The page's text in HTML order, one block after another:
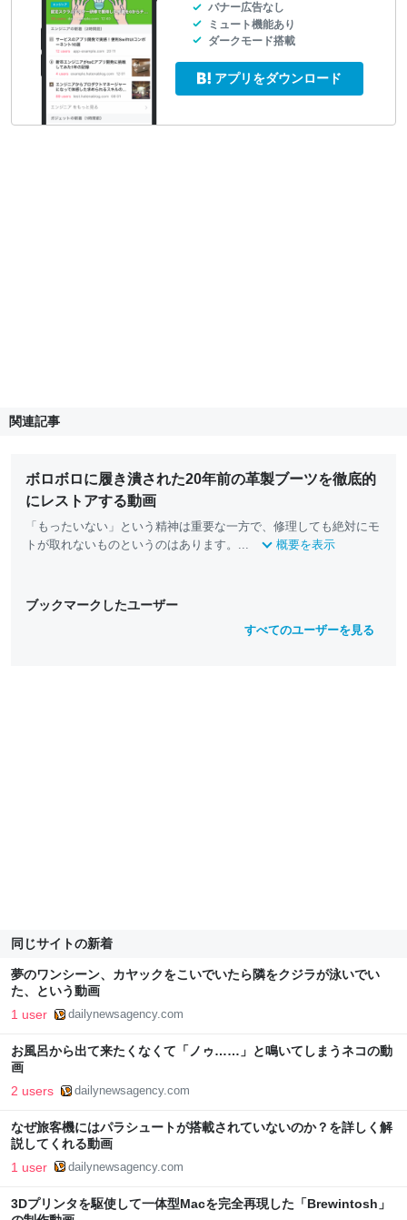
バナー広告なし
ミュート機能あり
ダークモード搭載
アプリをダウンロード
関連記事
ボロボロに履き潰された20年前の革製ブーツを徹底的
にレストアする動画
「もったいない」という精神は重要な一方で、修理しても絶対にモ
トが取れないものというのはあります。...
概要を表示
ブックマークしたユーザー
すべてのユーザーを見る
同じサイトの新着
夢のワンシーン、カヤックをこいでいたら隣をクジラが泳いでい
た、という動画
1 user dailynewsagency.com
お風呂から出て来たくなくて「ノゥ……」と鳴いてしまうネコの動
画
2 users dailynewsagency.com
なぜ旅客機にはパラシュートが搭載されていないのか？を詳しく解
説してくれる動画
1 user dailynewsagency.com
3Dプリンタを駆使して一体型Macを完全再現した「Brewintosh」